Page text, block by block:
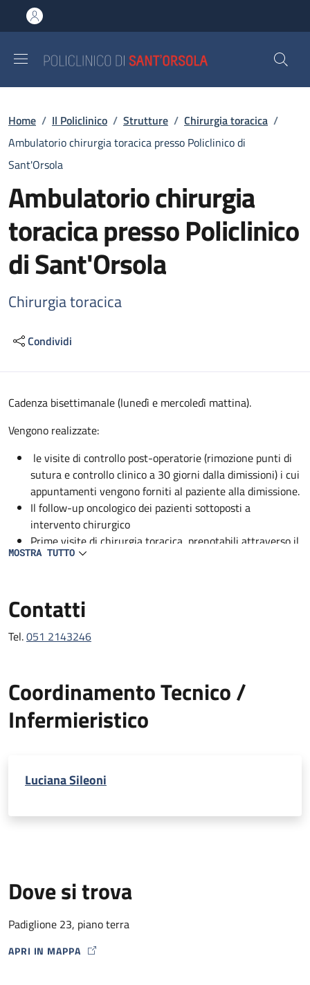
al contenuto principale
to footer content
Briciole di pane
Home / Il Policlinico / Strutture / Chirurgia toracica /
Ambulatorio chirurgia toracica presso Policlinico di
Sant'Orsola
Ambulatorio chirurgia
toracica presso Policlinico
di Sant'Orsola
Chirurgia toracica
Condividi
Descrizione
Cadenza bisettimanale (lunedì e mercoledì mattina).
Vengono realizzate:
le visite di controllo post-operatorie (rimozione punti di
sutura e controllo clinico a 30 giorni dalla dimissioni) i cui
appuntamenti vengono forniti al paziente alla dimissione.
Il follow-up oncologico dei pazienti sottoposti a
intervento chirurgico
Prime visite di chirurgia toracica, prenotabili attraverso il
CUP.
MOSTRA TUTTO
Contatti
Tel.051 2143246
Coordinamento Tecnico /
Infermieristico
Luciana Sileoni
Dove si trova
Padiglione 23, piano terra
APRI IN MAPPA
MAP ICON